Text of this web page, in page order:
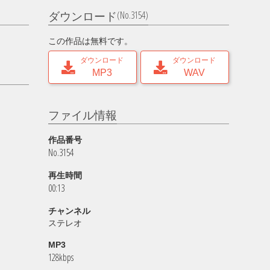
ダウンロード(No.3154)
この作品は無料です。
ダウンロード
MP3
ダウンロード
WAV
ファイル情報
作品番号
No.3154
再生時間
00:13
チャンネル
ステレオ
MP3
128kbps